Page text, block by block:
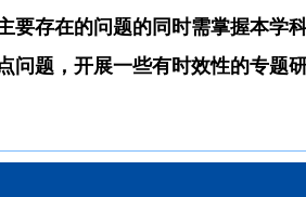
要存在的问题的同时需掌握本学
问题，开展一些有时效性的专题